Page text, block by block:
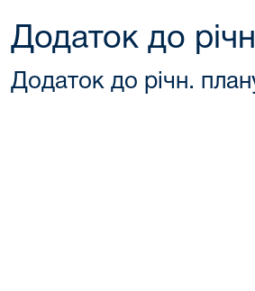
Додаток до
Додаток до річн.